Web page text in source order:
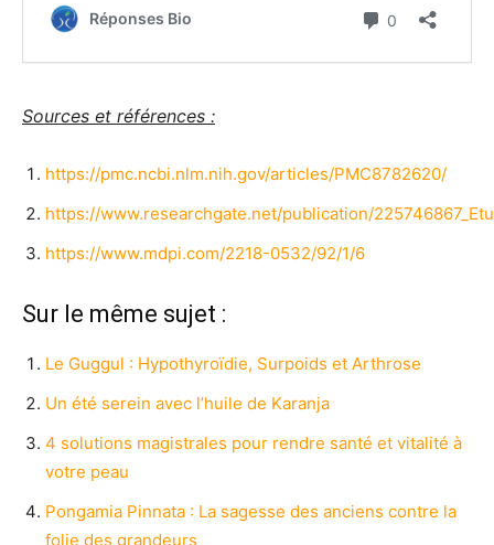
Sources et références :
https://pmc.ncbi.nlm.nih.gov/articles/PMC8782620/
https://www.researchgate.net/publication/
https://www.mdpi.com/2218-0532/92/1/6
Sur le même sujet :
Le Guggul : Hypothyroïdie, Surpoids et Arthrose
Un été serein avec l’huile de Karanja
4 solutions magistrales pour rendre santé et vitalité à
votre peau
Pongamia Pinnata : La sagesse des anciens contre la
folie des grandeurs